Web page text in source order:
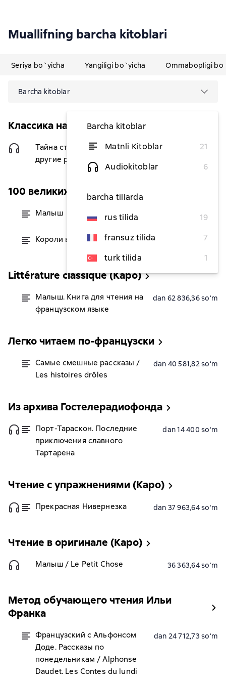
Muallifning barcha kitoblari
Seriya bo`yicha Yangiligi bo`yicha Ommabopligi
Barcha kitoblar
Barcha kitoblar
Matnli Kitoblar
21
Audiokitoblar
6
barcha tillarda
rus tilida
19
fransuz tilida
7
turk tilida
1
Классика на все времена
Тайна старого мельника и
другие рассказы
50 036,36 soʻm
100 великих романов
Малыш dan 37 803,64 soʻm
Короли в изгнании dan 53 076,36 soʻm
Littérature classique (Каро)
Малыш. Книга для чтения на
французском языке
dan 62 836,36 soʻm
Легко читаем по-французски
Самые смешные рассказы /
Les histoires drôles
dan 40 581,82 soʻm
Из архива Гостелерадиофонда
Порт-Тараскон. Последние
приключения славного
Тартарена
dan 14 400 soʻm
Чтение с упражнениями (Каро)
Прекрасная Нивернезка dan 37 963,64 soʻm
Чтение в оригинале (Каро)
Малыш / Le Petit Chose 36 363,64 soʻm
Метод обучающего чтения Ильи
Франка
Французский с Альфонсом
Доде. Рассказы по
понедельникам / Alphonse
Daudet. Les Contes du lundi
dan 24 712,73 soʻm